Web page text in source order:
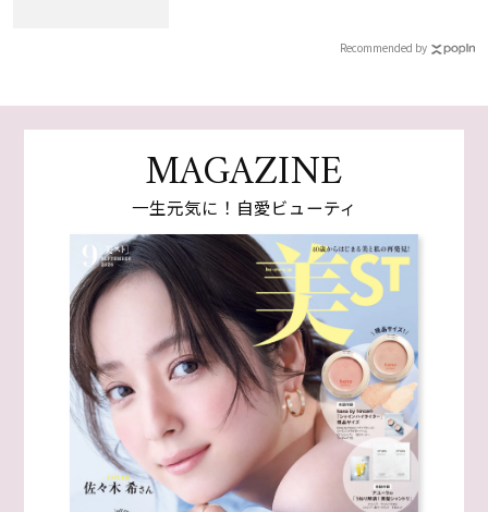
Recommended by
MAGAZINE
一生元気に！自愛ビューティ